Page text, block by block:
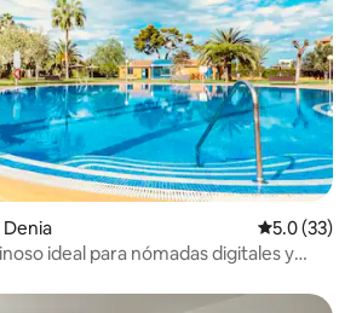
Calificación
5.0 (33)
ideal para nómadas digitales y